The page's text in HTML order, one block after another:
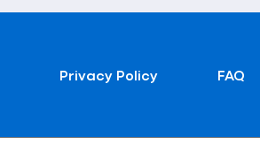
Privacy Policy FAQ